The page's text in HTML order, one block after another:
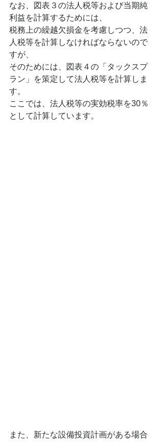
なお、図表３の法人税等および当期純
利益を計算するためには、
税務上の繰越欠損金を考慮しつつ、法
人税等を計算しなければならないので
すが、
そのためには、図表４の「タックスプ
ラン」を策定して法人税等を計算しま
す。
ここでは、法人税等の実効税率を30％
として計算しています。
また、新たな設備投資計画がある場合